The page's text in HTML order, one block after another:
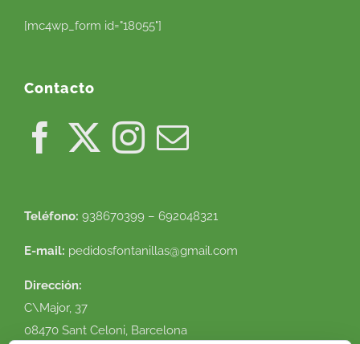
[mc4wp_form id="18055"]
Contacto
Teléfono: 938670399 – 692048321
E-mail: pedidosfontanillas@gmail.com
Dirección:
C\Major, 37
08470 Sant Celoni, Barcelona